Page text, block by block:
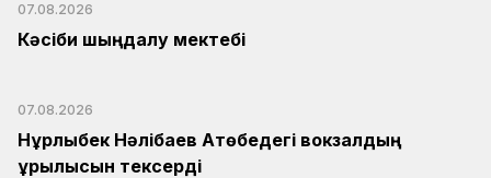
07.08.2026
Кәсіби шыңдалу мектебі
07.08.2026
Нұрлыбек Нәлібаев Ақтөбедегі вокзалдың
құрылысын тексерді